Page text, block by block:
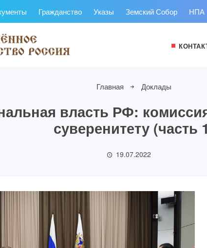
Гражданство Указы Земский Собор НПА
Главная Доклады
власть РФ:
суверенитету (часть
19.07.2022